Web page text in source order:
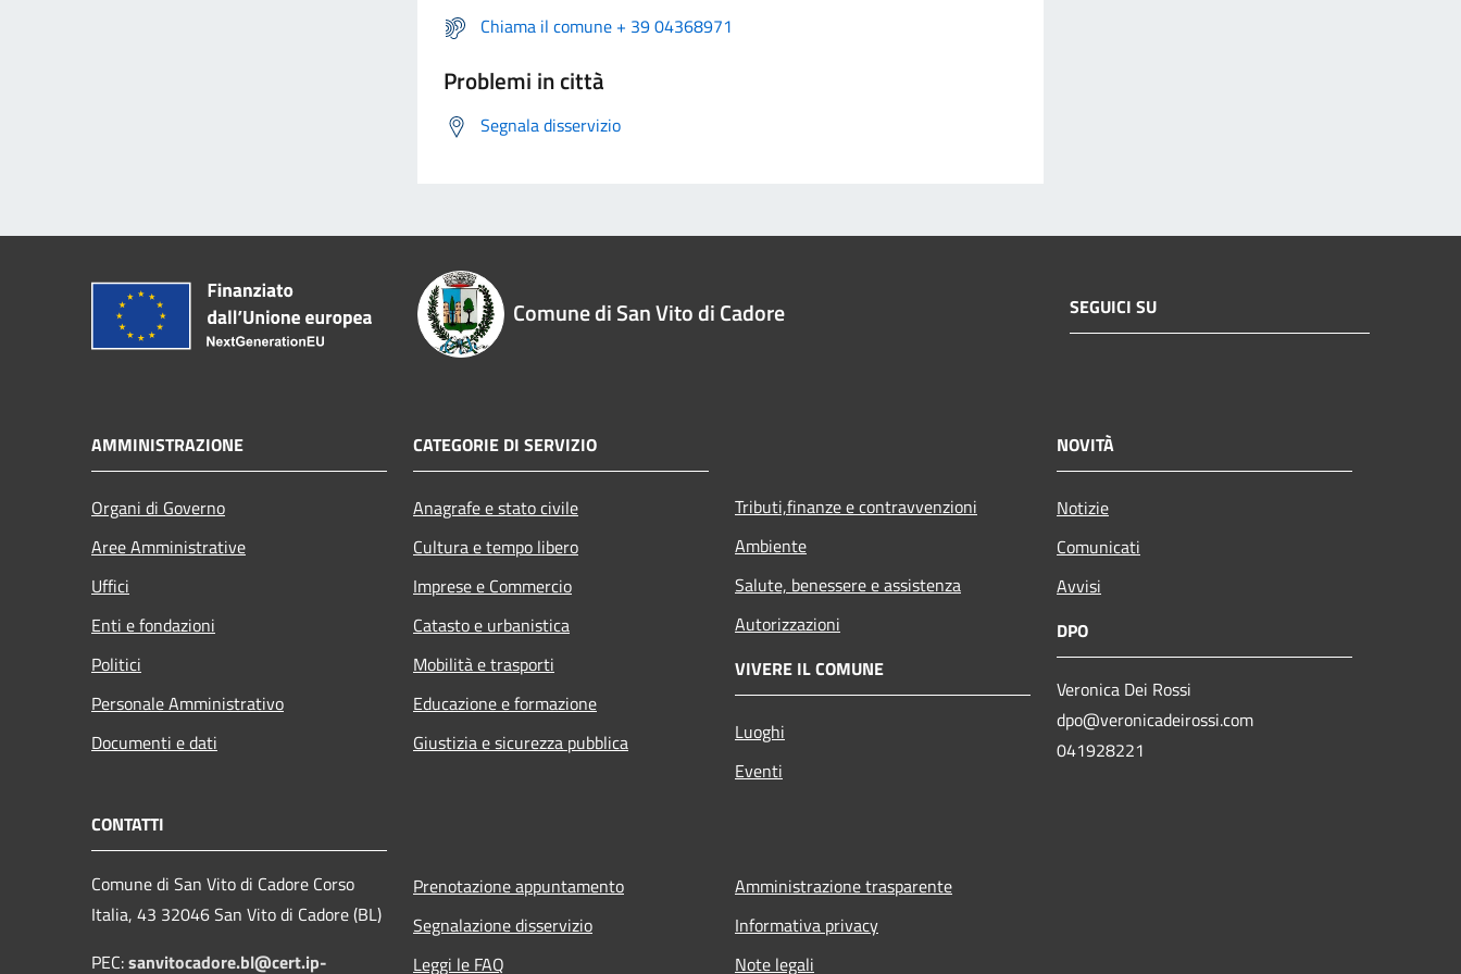
Chiama il comune + 39 04368971
Problemi in città
Segnala disservizio
Comune di San Vito di Cadore SEGUICI SU
AMMINISTRAZIONE
Organi di Governo
Aree Amministrative
Uffici
Enti e fondazioni
Politici
Personale Amministrativo
Documenti e dati
CATEGORIE DI SERVIZIO
Anagrafe e stato civile
Cultura e tempo libero
Imprese e Commercio
Catasto e urbanistica
Mobilità e trasporti
Educazione e formazione
Giustizia e sicurezza pubblica
Tributi,finanze e contravvenzioni
Ambiente
Salute, benessere e assistenza
Autorizzazioni
VIVERE IL COMUNE
Luoghi
Eventi
NOVITÀ
Notizie
Comunicati
Avvisi
DPO
Veronica Dei Rossi
dpo@veronicadeirossi.com
041928221
CONTATTI
Comune di San Vito di Cadore Corso
Italia, 43 32046 San Vito di Cadore (BL)
PEC:sanvitocadore.bl@cert.ip-
Prenotazione appuntamento
Segnalazione disservizio
Leggi le FAQ
Amministrazione trasparente
Informativa privacy
Note legali